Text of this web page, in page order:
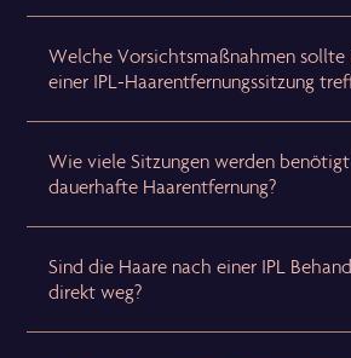
Welche Vorsichtsmaßnahmen
einer IPL-Haarentfernungssitzung
Wie viele Sitzungen werden
dauerhafte Haarentfernung?
Sind die Haare nach einer IPL
direkt weg?